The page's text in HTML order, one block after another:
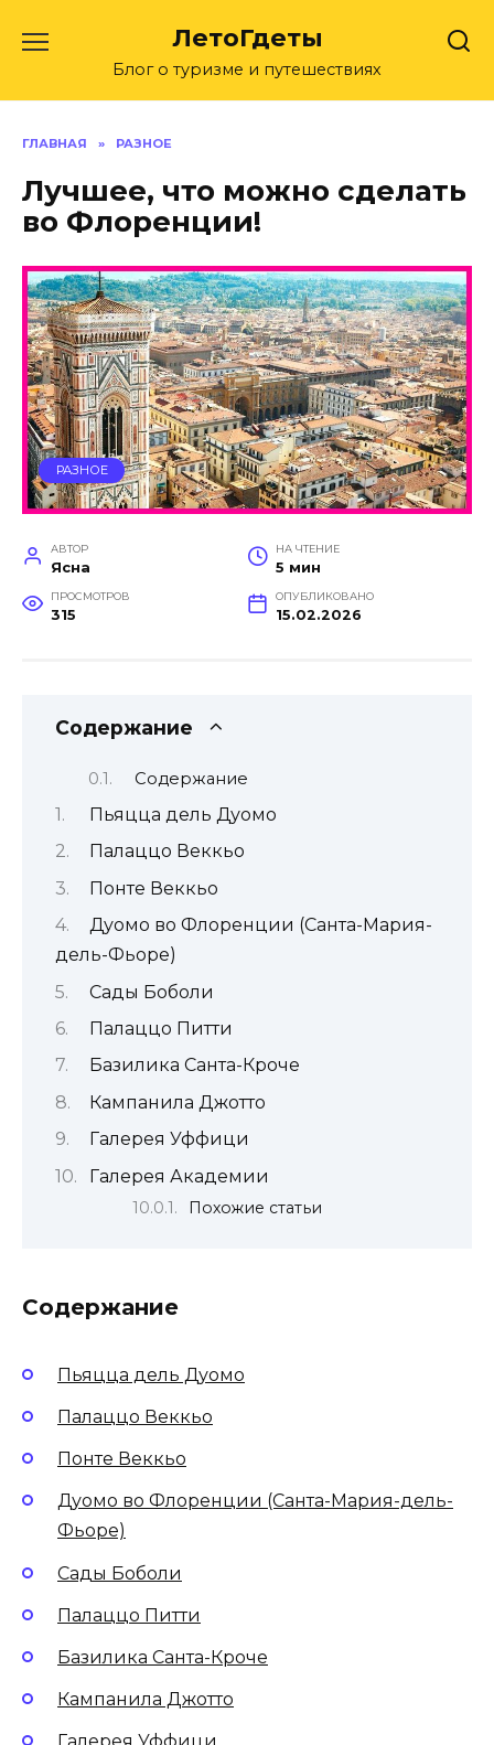
содержанию
ЛетоГдеты
Блог о туризме и путешествиях
ГЛАВНАЯ » РАЗНОЕ
Лучшее, что можно сделать
во Флоренции!
РАЗНОЕ
АВТОР
Ясна
НА ЧТЕНИЕ
5 мин
ПРОСМОТРОВ
315
ОПУБЛИКОВАНО
15.02.2026
Содержание
Содержание
Пьяцца дель Дуомо
Палаццо Веккьо
Понте Веккьо
Дуомо во Флоренции (Санта-Мария-
дель-Фьоре)
Сады Боболи
Палаццо Питти
Базилика Санта-Кроче
Кампанила Джотто
Галерея Уффици
Галерея Академии
Похожие статьи
Содержание
Пьяцца дель Дуомо
Палаццо Веккьо
Понте Веккьо
Дуомо во Флоренции (Санта-Мария-дель-
Фьоре)
Сады Боболи
Палаццо Питти
Базилика Санта-Кроче
Кампанила Джотто